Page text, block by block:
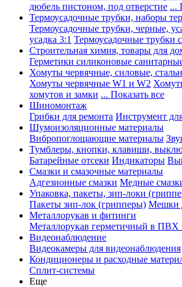
дюбель пистоном, под отверстие ...
Термоусадочные трубки, наборы
Термоусадочные трубки, черные,
усадка 3:1 Термоусадочные трубки
Строительная химия, товары для
Герметики силиконовые
Хомуты червячные, силовые,
Хомуты червячные W1 и W2
хомутов и замки ... Показать все
Шиномонтаж
Грибки для ремонта Инструмент
Шумоизоляционные материалы
Вибропоглощающие материалы
Тумблеры, кнопки, клавиши,
Батарейные отсеки Индикаторы
Смазки и смазочные материалы
Адгезионные смазки Медные
Упаковка, пакеты, зип-локи
Пакеты зип-лок (грипперы) Мешки
Металлорукав и фитинги
Металлорукав герметичный в
Видеонаблюдение
Видеокамеры для видеонаблюдения
Кондиционеры и расходные
Сплит-системы
Еще